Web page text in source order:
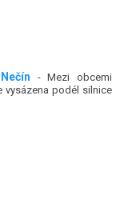
- Mezi obcemi
vysázena podél silnice